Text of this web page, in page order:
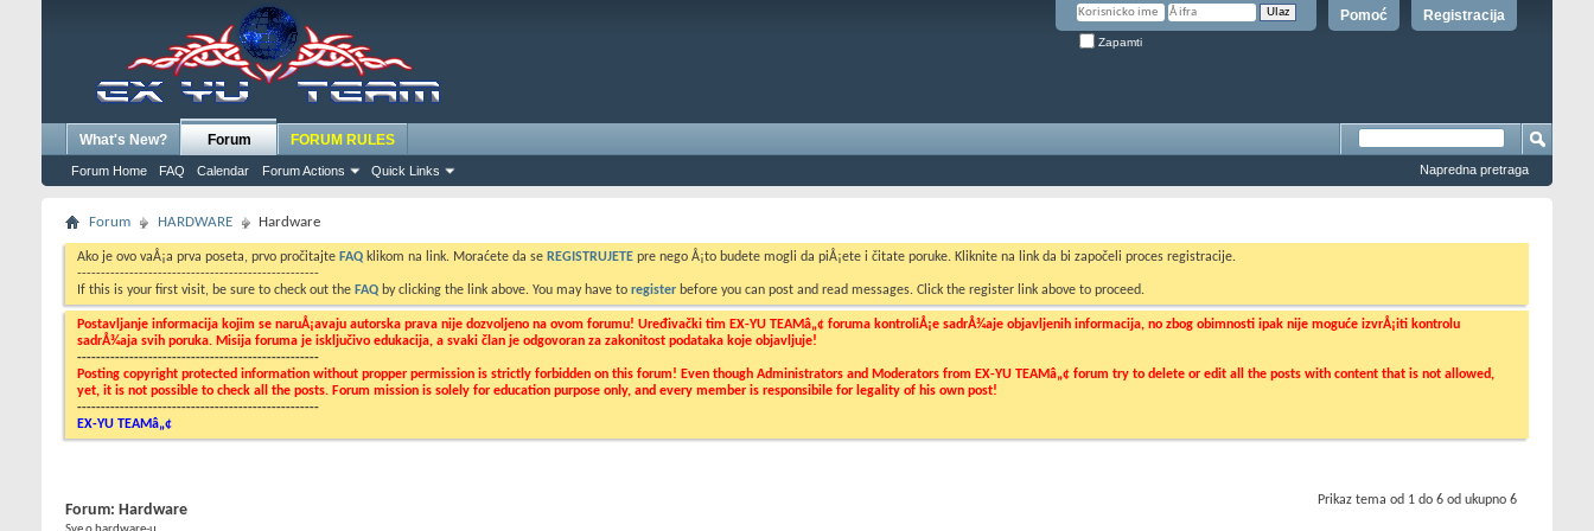
Registracija
Pomoć
Zapamti
What's New? Forum
Forum Home FAQ Calendar Forum Actions Quick Links
FORUM RULES
Napredna pretraga
Forum HARDWARE Hardware
Ako je ovo vaÅ¡a prva poseta, prvo pročitajte FAQ klikom na link. Moraćete da se REGISTRUJETE pre nego Å¡to budete mogli da piÅ¡ete i čitate poruke. Kliknite na link da bi započeli proces registracije.
---------------------------------------------------
If this is your first visit, be sure to check out the FAQ by clicking the link above. You may have to register before you can post and read messages. Click the register link above to proceed.
Postavljanje informacija kojim se naruÅ¡avaju autorska prava nije dozvoljeno na ovom forumu! Uređivački tim EX-YU TEAMâ„¢ foruma kontroliÅ¡e sadrÅ¾aje objavljenih informacija, no zbog obimnosti ipak nije moguće izvrÅ¡iti kontrolu
sadrÅ¾aja svih poruka. Misija foruma je isključivo edukacija, a svaki član je odgovoran za zakonitost podataka koje objavljuje!
---------------------------------------------------
Posting copyright protected information without propper permission is strictly forbidden on this forum! Even though Administrators and Moderators from EX-YU TEAMâ„¢ forum try to delete or edit all the posts with content that is not allowed,
yet, it is not possible to check all the posts. Forum mission is solely for education purpose only, and every member is responsibile for legality of his own post!
---------------------------------------------------
EX-YU TEAMâ„¢
Prikaz tema od 1 do 6 od ukupno 6
Forum: Hardware